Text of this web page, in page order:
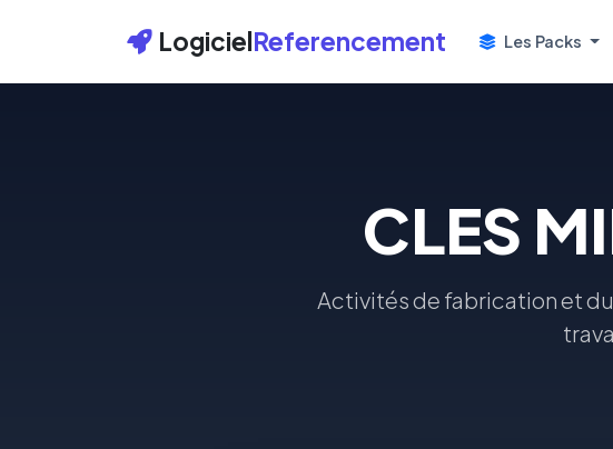
LogicielReferencement Les Packs
CLES
Activités de fabrication et